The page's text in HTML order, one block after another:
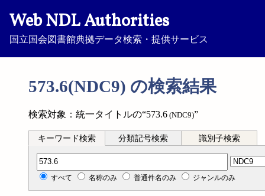
Web NDL Authorities
国立国会図書館典拠データ検索・提供サービス
573.6(NDC9) の検索結果
検索対象：統一タイトルの“573.6 (NDC9)”
キーワード検索 分類記号検索 識別子検索
分類記号検索
すべて 名称のみ 普通件名のみ ジャンルのみ